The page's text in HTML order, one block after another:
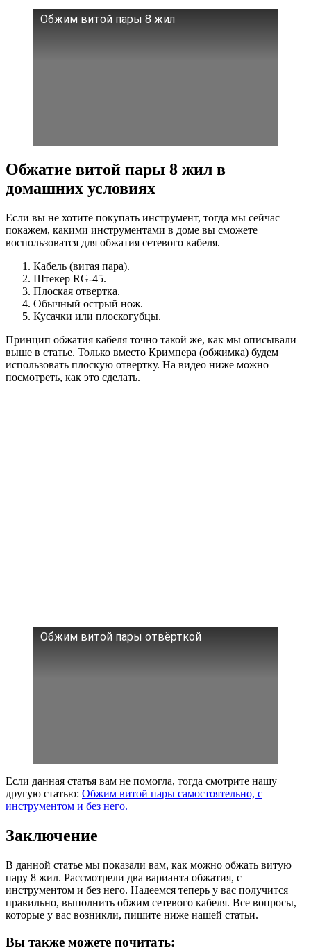
Обжим витой пары 8 жил
Обжатие витой пары 8 жил в
домашних условиях
Если вы не хотите покупать инструмент, тогда мы сейчас
покажем, какими инструментами в доме вы сможете
воспользоватся для обжатия сетевого кабеля.
Кабель (витая пара).
Штекер RG-45.
Плоская отвертка.
Обычный острый нож.
Кусачки или плоскогубцы.
Принцип обжатия кабеля точно такой же, как мы описывали
выше в статье. Только вместо Кримпера (обжимка) будем
использовать плоскую отвертку. На видео ниже можно
посмотреть, как это сделать.
Обжим витой пары отвёрткой
Если данная статья вам не помогла, тогда смотрите нашу
другую статью: Обжим витой пары самостоятельно, с
инструментом и без него.
Заключение
В данной статье мы показали вам, как можно обжать витую
пару 8 жил. Рассмотрели два варианта обжатия, с
инструментом и без него. Надеемся теперь у вас получится
правильно, выполнить обжим сетевого кабеля. Все вопросы,
которые у вас возникли, пишите ниже нашей статьи.
Вы также можете почитать: